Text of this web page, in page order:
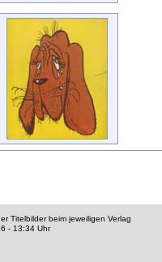
Titelbilder beim jeweiligen Verlag
- 13:34 Uhr